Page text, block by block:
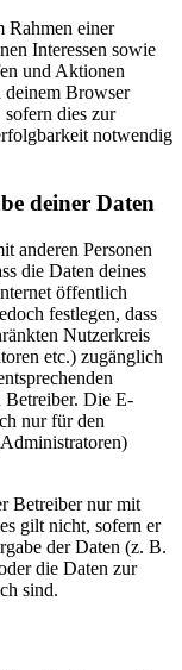
Rahmen einer
Interessen sowie
und Aktionen
deinem Browser
dies zur
notwendig
deiner Daten
anderen Personen
die Daten deines
öffentlich
festlegen, dass
Nutzerkreis
etc.) zugänglich
Betreiber. Die E-
nur für den
Betreiber nur mit
gilt nicht, sofern er
der Daten (z. B.
die Daten zur
sind.